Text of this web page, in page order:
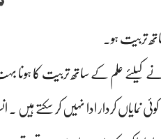
تربیت ہو۔
کرنے کیلئے علم کے ساتھ تربیت کا
نمایاں کردار ادا نہیں کر سکتے